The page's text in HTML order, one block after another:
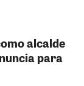
alcalde
para